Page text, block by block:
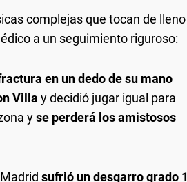
complejas que tocan de lleno
a un seguimiento riguroso:
en un dedo de su mano
Villa y decidió jugar igual para
yse perderá los amistosos
sufrió un desgarro grado 1